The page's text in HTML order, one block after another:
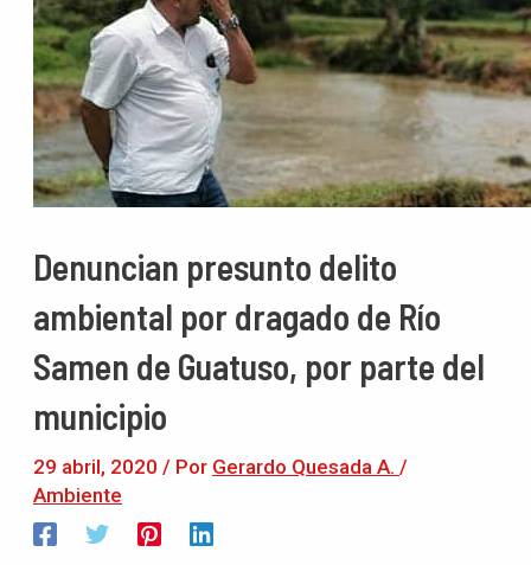
Denuncian presunto delito
ambiental por dragado de Río
Samen de Guatuso, por parte del
municipio
29 abril, 2020 / Por Gerardo Quesada A. /
Ambiente